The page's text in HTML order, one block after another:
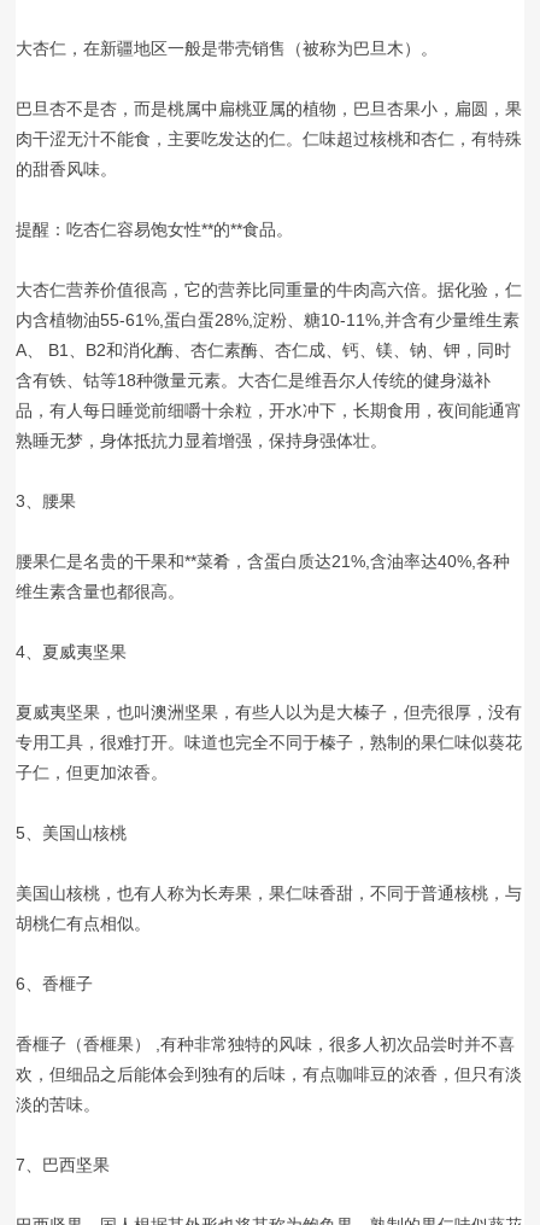
大杏仁，在新疆地区一般是带壳销售（被称为巴旦木）。
巴旦杏不是杏，而是桃属中扁桃亚属的植物，巴旦杏果小，扁圆，果
肉干涩无汁不能食，主要吃发达的仁。仁味超过核桃和杏仁，有特殊
的甜香风味。
提醒：吃杏仁容易饱女性**的**食品。
大杏仁营养价值很高，它的营养比同重量的牛肉高六倍。据化验，仁
内含植物油55-61%,蛋白蛋28%,淀粉、糖10-11%,并含有少量维生素
A、 B1、B2和消化酶、杏仁素酶、杏仁成、钙、镁、钠、钾，同时
含有铁、钴等18种微量元素。大杏仁是维吾尔人传统的健身滋补
品，有人每日睡觉前细嚼十余粒，开水冲下，长期食用，夜间能通宵
熟睡无梦，身体抵抗力显着增强，保持身强体壮。
3、腰果
腰果仁是名贵的干果和**菜肴，含蛋白质达21%,含油率达40%,各种
维生素含量也都很高。
4、夏威夷坚果
夏威夷坚果，也叫澳洲坚果，有些人以为是大榛子，但壳很厚，没有
专用工具，很难打开。味道也完全不同于榛子，熟制的果仁味似葵花
子仁，但更加浓香。
5、美国山核桃
美国山核桃，也有人称为长寿果，果仁味香甜，不同于普通核桃，与
胡桃仁有点相似。
6、香榧子
香榧子（香榧果） ,有种非常独特的风味，很多人初次品尝时并不喜
欢，但细品之后能体会到独有的后味，有点咖啡豆的浓香，但只有淡
淡的苦味。
7、巴西坚果